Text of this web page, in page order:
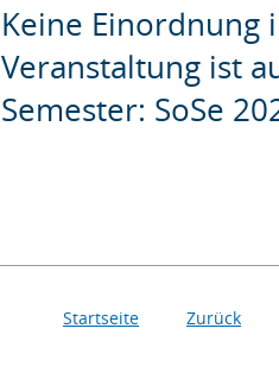
Keine Einordnung
Veranstaltung ist
Semester: SoSe
Startseite Zurück